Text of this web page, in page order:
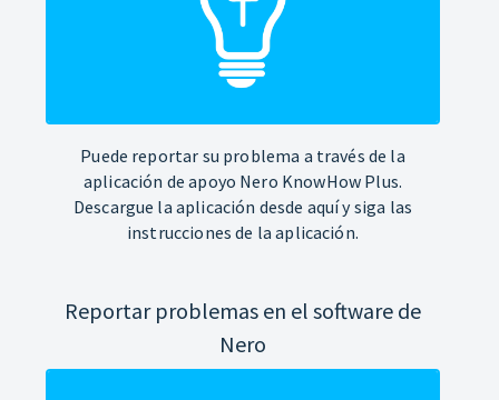
Puede reportar su problema a través de la
aplicación de apoyo Nero KnowHow Plus.
Descargue la aplicación desde aquí y siga las
instrucciones de la aplicación.
Reportar problemas en el software de
Nero